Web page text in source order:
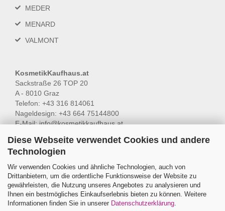
Diese Webseite verwendet Cookies und andere
Technologien
Wir verwenden Cookies und ähnliche Technologien, auch von
Drittanbietern, um die ordentliche Funktionsweise der Website zu
gewährleisten, die Nutzung unseres Angebotes zu analysieren und
Ihnen ein bestmögliches Einkaufserlebnis bieten zu können. Weitere
Informationen finden Sie in unserer Datenschutzerklärung.
MEDER
MENARD
VALMONT
KosmetikKaufhaus.at
Sackstraße 26 TOP 20
A - 8010 Graz
Telefon: +43 316 814061
Nageldesign: +43 664 75144800
E-Mail:info@kosmetikkaufhaus.at
Öffnungszeiten:
Do 15.00-18.00
Fr 15.00-18.00
Sa 10.00-14.00
Unsere Online-Shops in Deutschland:
www.beauty-skyline.com